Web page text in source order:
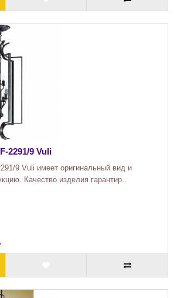
2291/9 Vuli
9 Vuli имеет оригинальный вид и
Качество изделия гарантир..